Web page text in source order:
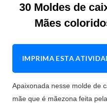
30 Moldes de
Mães
IMPRIMA ESTA
Apaixonada nesse molde de
mãe que é mãezona feita